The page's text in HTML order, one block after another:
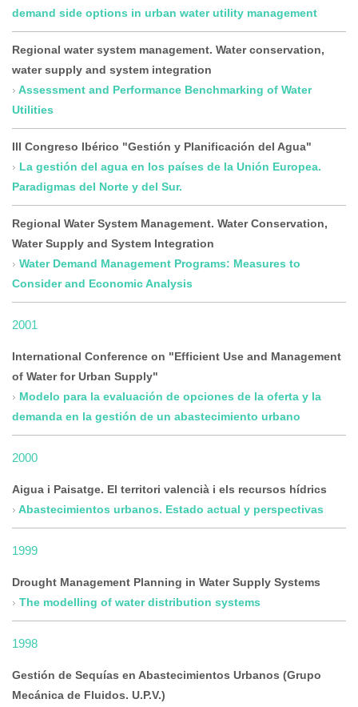
demand side options in urban water utility management
Regional water system management. Water conservation,
water supply and system integration
Assessment and Performance Benchmarking of Water
Utilities
III Congreso Ibérico "Gestión y Planificación del Agua"
La gestión del agua en los países de la Unión Europea.
Paradigmas del Norte y del Sur.
Regional Water System Management. Water Conservation,
Water Supply and System Integration
Water Demand Management Programs: Measures to
Consider and Economic Analysis
2001
International Conference on "Efficient Use and Management
of Water for Urban Supply"
Modelo para la evaluación de opciones de la oferta y la
demanda en la gestión de un abastecimiento urbano
2000
Aigua i Paisatge. El territori valencià i els recursos hídrics
Abastecimientos urbanos. Estado actual y perspectivas
1999
Drought Management Planning in Water Supply Systems
The modelling of water distribution systems
1998
Gestión de Sequías en Abastecimientos Urbanos (Grupo
Mecánica de Fluidos. U.P.V.)